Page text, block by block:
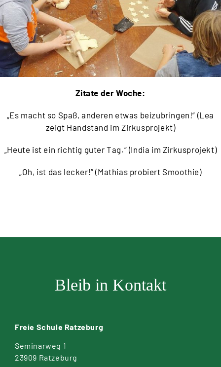
Zitate der Woche:
„Es macht so Spaß, anderen etwas beizubringen!“ (Lea
zeigt Handstand im Zirkusprojekt)
„Heute ist ein richtig guter Tag.“ (India im Zirkusprojekt)
„Oh, ist das lecker!“ (Mathias probiert Smoothie)
Bleib in Kontakt
Freie Schule Ratzeburg
Seminarweg 1
23909 Ratzeburg